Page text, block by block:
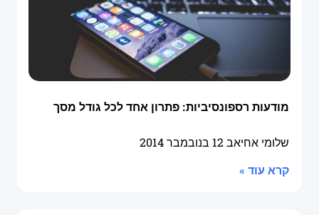
מודעות רספונסיביות: פתרון אחד לכל גודל מסך
שלומי אחיאב12 בנובמבר 2014
קרא עוד »